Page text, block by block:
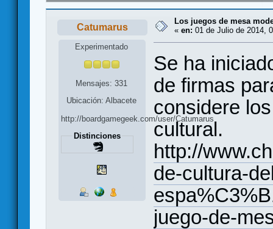
Catumarus
Experimentado
Mensajes: 331
Ubicación: Albacete
http://boardgamegeek.com/user/Catumarus
Distinciones
Los juegos de mesa
« en: 01 de Julio de 2014,
Se ha
de firmas
considere
cultural.
http://
de-cultura-
juego-de-